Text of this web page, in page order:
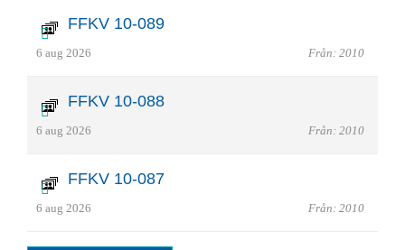
FFKV 10-089
6 aug 2026 Från: 2010
FFKV 10-088
6 aug 2026 Från: 2010
FFKV 10-087
6 aug 2026 Från: 2010